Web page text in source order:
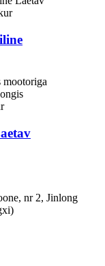
nr 2, Jinlong